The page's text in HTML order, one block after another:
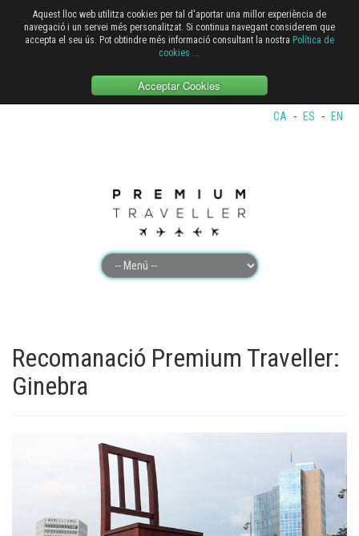
Aquest lloc web utilitza cookies per tal d'aportar una millor experiència de
navegació i un servei més personalitzat. Si continua navegant considerem que
accepta el seu ús. Pot obtindre més informació consultant la nostra Política de
cookies ...
Acceptar Cookies
CA - ES - EN
Recomanació Premium Traveller:
Ginebra